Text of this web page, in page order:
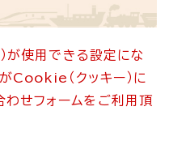
が使用できる設定にな
Cookie（クッキー）に
せフォームをご利用頂